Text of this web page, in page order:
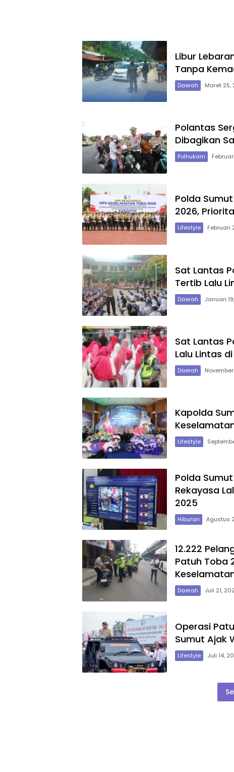
Libur
Tanpa
Daerah Maret 25,
Polantas
Dibagikan
Polhukam
Polda
2026,
Lifestyle Februari
Sat Lantas
Tertib Lalu
Daerah Januari
Sat Lantas
Lalu Lintas
Daerah
Kapolda
Lifestyle
Polda
Rekayasa
2025
Hiburan Agustus
12.222
Patuh Toba
Daerah Juli 21,
Operasi
Sumut Ajak
Lifestyle Juli 14,